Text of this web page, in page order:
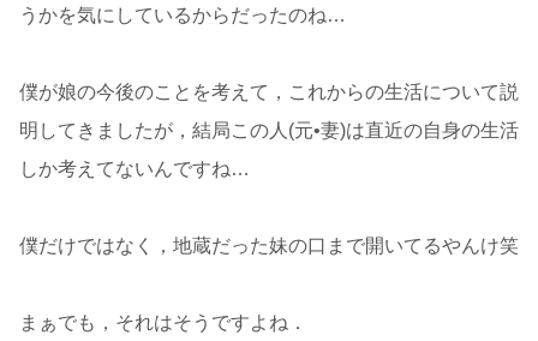
うかを気にしているからだったのね…
僕が娘の今後のことを考えて，これからの生活について説
明してきましたが，結局この人(元•妻)は直近の自身の生活
しか考えてないんですね…
僕だけではなく，地蔵だった妹の口まで開いてるやんけ笑
まぁでも，それはそうですよね．